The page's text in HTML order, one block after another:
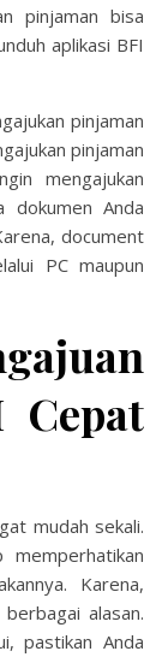
pinjaman bisa
aplikasi BFI
pinjaman
pinjaman
mengajukan
dokumen Anda
document
PC maupun
Cepat
mudah sekali.
Karena,
alasan.
pastikan Anda